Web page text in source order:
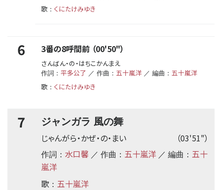
歌 ： くにたけみゆき
6 3番の8呼間前 （00'50"）
さんばん・の・はちこかんまえ
作詞： 平多公了 ／ 作曲： 五十嵐洋 ／ 編曲： 五十嵐洋
歌 ： くにたけみゆき
7 ジャンガラ 風の舞
（03'51"）
じゃんがら・かぜ・の・まい
作詞： 水口馨 ／ 作曲： 五十嵐洋 ／ 編曲： 五十
嵐洋
歌 ： 五十嵐洋